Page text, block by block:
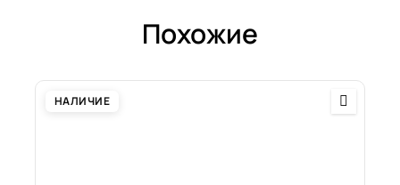
Похожие
НАЛИЧИЕ